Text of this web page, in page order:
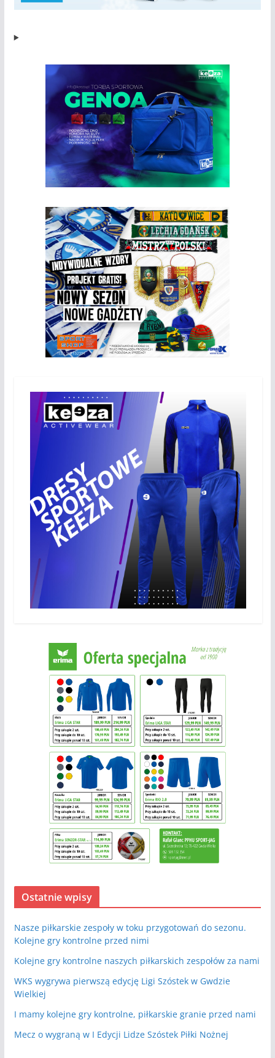
Ostatnie wpisy
Nasze piłkarskie zespoły w toku przygotowań do sezonu.
Kolejne gry kontrolne przed nimi
Kolejne gry kontrolne naszych piłkarskich zespołów za nami
WKS wygrywa pierwszą edycję Ligi Szóstek w Gwdzie
Wielkiej
I mamy kolejne gry kontrolne, piłkarskie granie przed nami
Mecz o wygraną w I Edycji Lidze Szóstek Piłki Nożnej